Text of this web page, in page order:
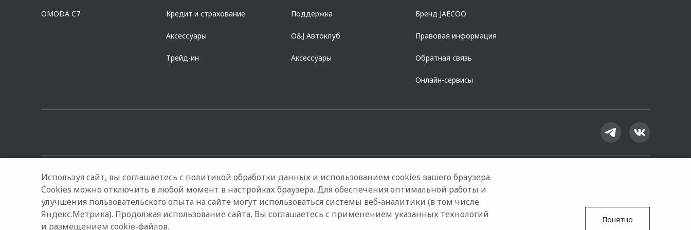
OMODA C7 Кредит и страхование
Аксессуары
Трейд-ин
Поддержка
O&J Автоклуб
Аксессуары
Бренд JAECOO
Правовая информация
Обратная связь
Онлайн-сервисы
© 2026 ТрансТехСервис Модельный ряд Архивные модели Контакты Правовая информация Google Play App Store
Используя сайт, вы соглашаетесь с политикой обработки данных и использованием cookies вашего браузера.
Cookies можно отключить в любой момент в настройках браузера. Для обеспечения оптимальной работы и
улучшения пользовательского опыта на сайте могут использоваться системы веб-аналитики (в том числе
Яндекс.Метрика). Продолжая использование сайта, Вы соглашаетесь с применением указанных технологий
и размещением cookie-файлов.
Понятно